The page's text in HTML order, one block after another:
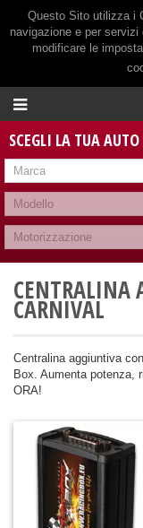
Questo Sito utilizza i
navigazione e per
modificare le
SCEGLI LA TUA AUTO
CENTRALINA
CARNIVAL
Centralina aggiuntiva
Box. Aumenta potenza,
ORA!